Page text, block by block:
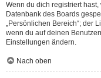
Wenn du dich registriert
Datenbank des Boards
„Persönlichen Bereich“; der
wenn du auf deinen
Einstellungen ändern.
Nach oben